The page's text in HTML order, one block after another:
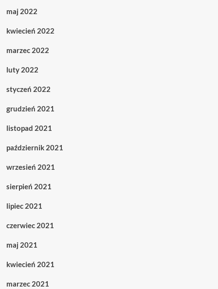
maj 2022
kwiecień 2022
marzec 2022
luty 2022
styczeń 2022
grudzień 2021
listopad 2021
październik 2021
wrzesień 2021
sierpień 2021
lipiec 2021
czerwiec 2021
maj 2021
kwiecień 2021
marzec 2021